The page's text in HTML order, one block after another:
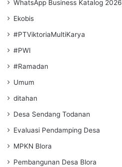
WhatsApp Business Katalog 2026
Ekobis
#PTViktoriaMultiKarya
#PWI
#Ramadan
Umum
ditahan
Desa Sendang Todanan
Evaluasi Pendamping Desa
MPKN Blora
Pembangunan Desa Blora